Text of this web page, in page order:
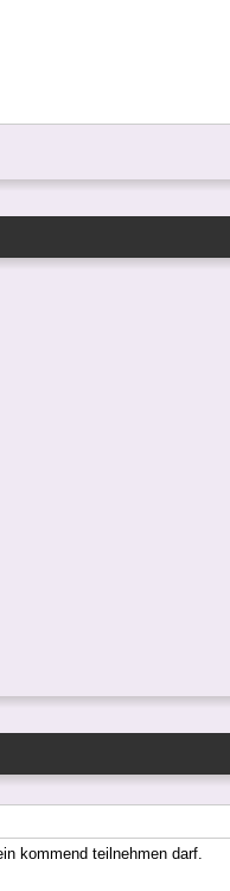
kommend teilnehmen darf.